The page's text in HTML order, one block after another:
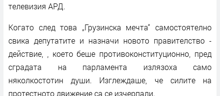
телевизия АРД.
Когато след това „Грузинска мечта“ самостоятелно
свика депутатите и назначи новото правителство -
действие, , което беше противоконституционно, пред
сградата на парламента излязоха само
няколкостотин души. Изглеждаше, че силите на
протестното движение са се изчерпали.